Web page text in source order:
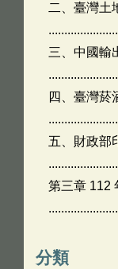
二、臺灣土
三、中國輸
四、臺灣菸
五、財政部
第三章 112
分類